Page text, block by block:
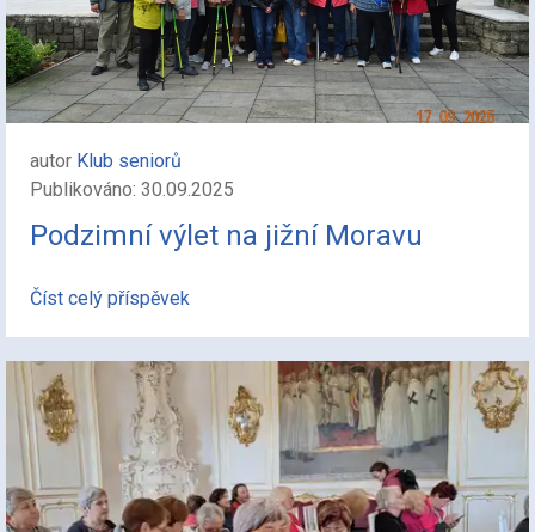
autor Klub seniorů
Publikováno: 30.09.2025
Podzimní výlet na jižní Moravu
Číst celý příspěvek